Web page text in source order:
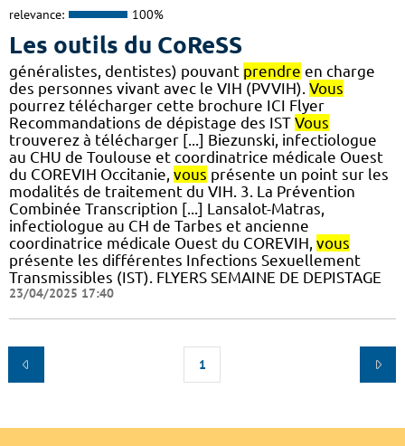
relevance: 100%
Les outils du CoReSS
généralistes, dentistes) pouvant prendre en charge
des personnes vivant avec le VIH (PVVIH). Vous
pourrez télécharger cette brochure ICI Flyer
Recommandations de dépistage des IST Vous
trouverez à télécharger [...] Biezunski, infectiologue
au CHU de Toulouse et coordinatrice médicale Ouest
du COREVIH Occitanie, vous présente un point sur les
modalités de traitement du VIH. 3. La Prévention
Combinée Transcription [...] Lansalot-Matras,
infectiologue au CH de Tarbes et ancienne
coordinatrice médicale Ouest du COREVIH, vous
présente les différentes Infections Sexuellement
Transmissibles (IST). FLYERS SEMAINE DE DEPISTAGE
23/04/2025 17:40
1